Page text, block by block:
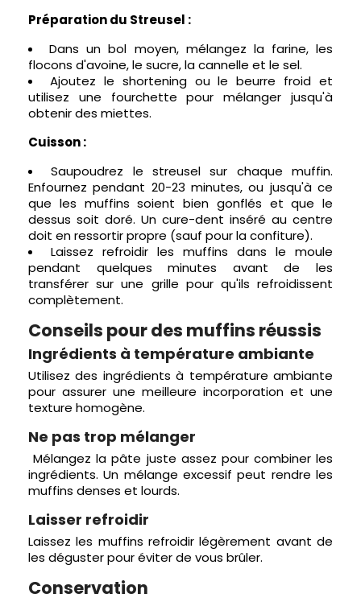
Préparation du Streusel :
Dans un bol moyen, mélangez la farine, les
flocons d'avoine, le sucre, la cannelle et le sel.
Ajoutez le shortening ou le beurre froid et
utilisez une fourchette pour mélanger jusqu'à
obtenir des miettes.
Cuisson :
Saupoudrez le streusel sur chaque muffin.
Enfournez pendant 20-23 minutes, ou jusqu'à ce
que les muffins soient bien gonflés et que le
dessus soit doré. Un cure-dent inséré au centre
doit en ressortir propre (sauf pour la confiture).
Laissez refroidir les muffins dans le moule
pendant quelques minutes avant de les
transférer sur une grille pour qu'ils refroidissent
complètement.
Conseils pour des muffins réussis
Ingrédients à température ambiante
Utilisez des ingrédients à température ambiante
pour assurer une meilleure incorporation et une
texture homogène.
Ne pas trop mélanger
Mélangez la pâte juste assez pour combiner les
ingrédients. Un mélange excessif peut rendre les
muffins denses et lourds.
Laisser refroidir
Laissez les muffins refroidir légèrement avant de
les déguster pour éviter de vous brûler.
Conservation